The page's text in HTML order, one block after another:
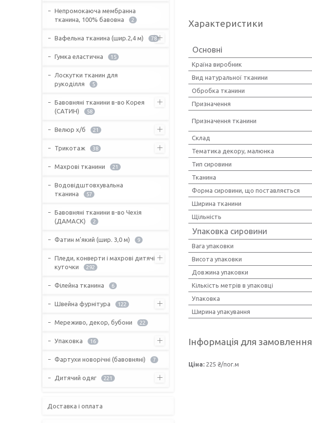
Характеристики
Основні
Країна виробник
Вид натуральної тканини
Обробка тканини
Призначення
Призначення тканини
Склад
Тематика декору, малюнка
Тип сировини
Тканина
Форма сировини, що поставляється
Ширина тканини
Щільність
Упаковка сировини
Вага упаковки
Висота упаковки
Довжина упаковки
Кількість метрів в упаковці
Упаковка
Ширина упакування
Інформація для замовлення
Ціна: 225 ₴/пог.м
Непромокаюча мембранна
тканина, 100% бавовна
2
Вафельна тканина (шир.2,4 м) 78
Гумка еластична 15
Лоскутки тканин для
рукоділля
5
Бавовняні тканини в-во Корея
(САТИН)
58
Велюр х/б 21
Трикотаж 38
Махрові тканини 21
Водовідштовхувальна
тканина
57
Бавовняні тканини в-во Чехія
(ДАМАСК)
2
Фатин м'який (шир. 3,0 м) 9
Пледи, конверти і махрові дитячі
куточки
292
Філейна тканина 6
Швейна фурнітура 122
Мереживо, декор, бубони 22
Упаковка 16
Фартухи новорічні (бавовняні) 7
Дитячий одяг 221
Доставка і оплата